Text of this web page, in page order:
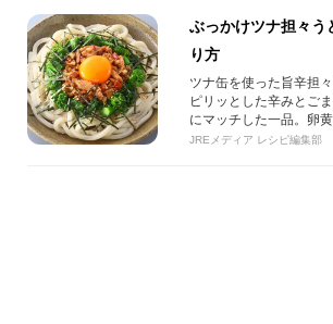
ぶっかけツナ担々う
り方
ツナ缶を使った旨辛担
ピリッとした辛みとご
にマッチした一品。卵
JREメディア レシピ編集部